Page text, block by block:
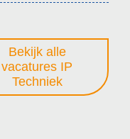
Bekijk alle
vacatures IP
Techniek